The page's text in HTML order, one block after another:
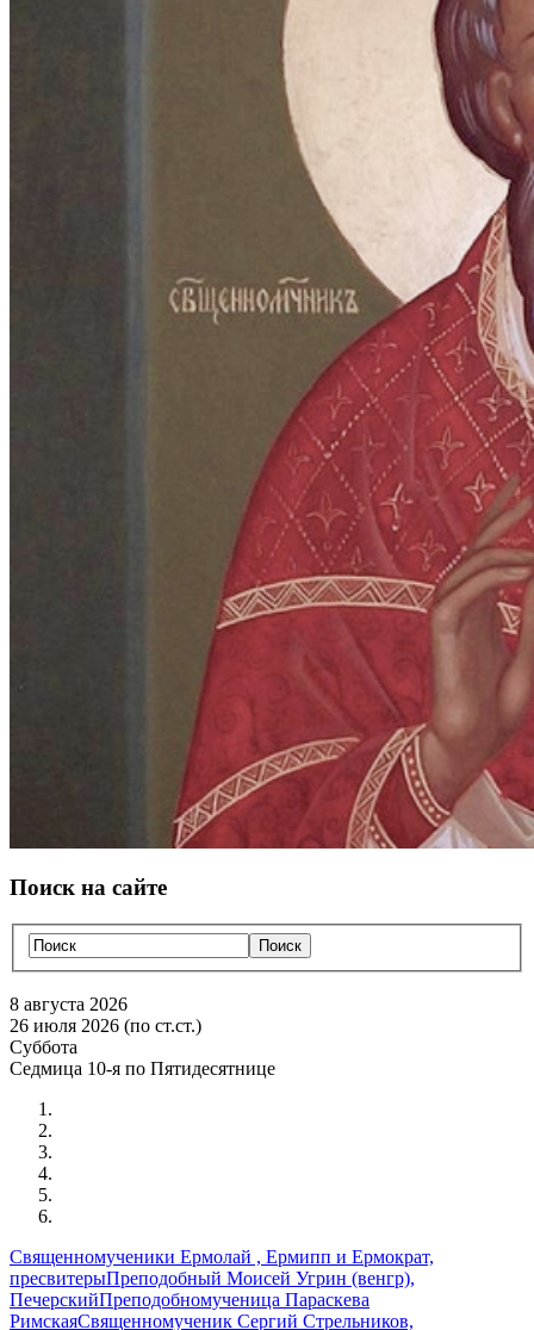
Поиск на сайте
8 августа 2026
26 июля 2026 (по ст.ст.)
Суббота
Седмица 10-я по Пятидесятнице
Священномученики Ермолай , Ермипп и Ермократ,
пресвитерыПреподобный Моисей Угрин (венгр),
ПечерскийПреподобномученица Параскева
РимскаяСвященномученик Сергий Стрельников,